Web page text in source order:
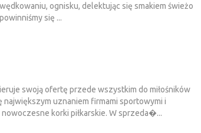
ognisku, delektując się smakiem świeżo
się ...
swoją ofertę przede wszystkim do miłośników
największym uznaniem firmami sportowymi i
korki piłkarskie. W sprzeda�...